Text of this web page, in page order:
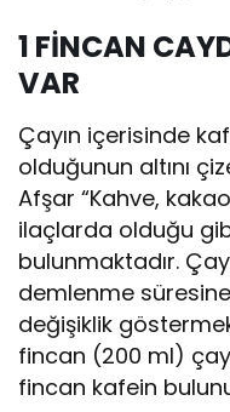
1 FİNCAN
VAR
Çayın içerisinde
olduğunun altını
Afşar “Kahve,
ilaçlarda olduğu
bulunmaktadır.
demlenme
değişiklik
fincan (200 ml)
fincan kafein